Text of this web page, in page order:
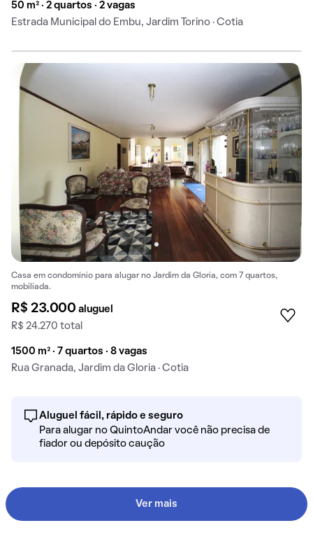
50 m² · 2 quartos · 2 vagas
Estrada Municipal do Embu, Jardim Torino · Cotia
Casa em condomínio para alugar no Jardim da Gloria, com 7 quartos,
mobiliada.
R$ 23.000aluguel
R$ 24.270 total
1500 m² · 7 quartos · 8 vagas
Rua Granada, Jardim da Gloria · Cotia
Aluguel fácil, rápido e seguro
Para alugar no QuintoAndar você não precisa de
fiador ou depósito caução
Ver mais